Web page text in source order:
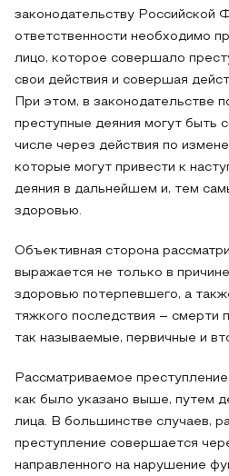
законодательству Российской
ответственности необходимо
лицо, которое совершало
свои действия и совершая
При этом, в законодательстве
преступные деяния могут быть
числе через действия по
которые могут привести к
деяния в дальнейшем и, тем
здоровью.
Объективная сторона
выражается не только в
здоровью потерпевшего, а
тяжкого последствия – смерти
так называемые, первичные и
Рассматриваемое
как было указано выше, путем
лица. В большинстве случаев,
преступление совершается
направленного на нарушение